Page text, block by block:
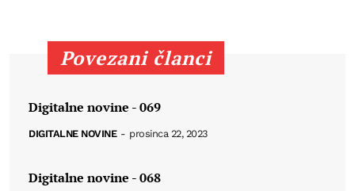
Povezani članci
Digitalne novine - 069
DIGITALNE NOVINE - prosinca 22, 2023
Digitalne novine - 068